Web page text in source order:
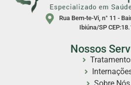
Rua Bem-te-Vi, n° 11 -
Ibiúna/SP
Nossos
Sobre Nós